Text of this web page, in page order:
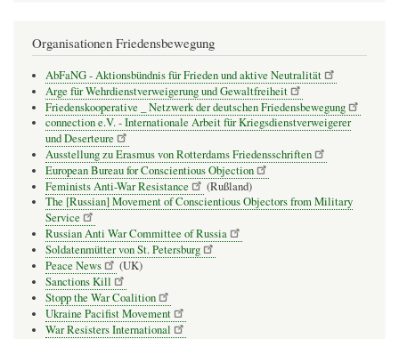
Organisationen Friedensbewegung
AbFaNG - Aktionsbündnis für Frieden und aktive Neutralität
Arge für Wehrdienstverweigerung und Gewaltfreiheit
Friedenskooperative _ Netzwerk der deutschen Friedensbewegung
connection e.V. - Inter­na­tio­nale Arbeit für Kriegs­dienst­ver­wei­gerer
und Deser­teure
Ausstellung zu Erasmus von Rotterdams Friedensschriften
European Bureau for Conscientious Objection
Feminists Anti-War Resistance
(Rußland)
The [Russian] Movement of Conscientious Objectors from Military
Service
Russian Anti War Committee of Russia
Soldatenmütter von St. Petersburg
Peace News
(UK)
Sanctions Kill
Stopp the War Coalition
Ukraine Pacifist Movement
War Resisters International